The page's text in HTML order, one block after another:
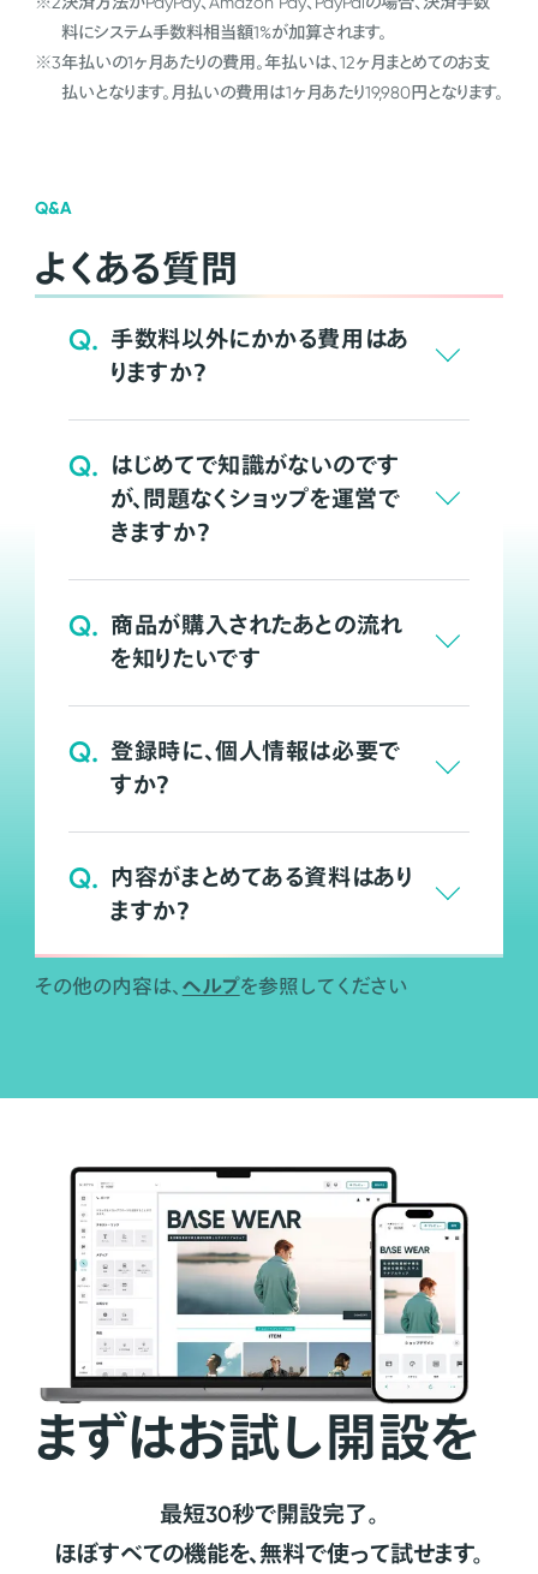
料にシステム手数料相当額1%が加算されます。
※3年払いの1ヶ月あたりの費用。年払いは、12ヶ月まとめてのお支
払いとなります。月払いの費用は1ヶ月あたり19,980円となります。
Q&A
よくある質問
Q. 手数料以外にかかる費用はあ
りますか？
Q. はじめてで知識がないのです
が、問題なくショップを運営で
きますか？
Q. 商品が購入されたあとの流れ
を知りたいです
Q. 登録時に、個人情報は必要で
すか？
Q. 内容がまとめてある資料はあり
ますか？
その他の内容は、 ヘルプを参照してください
まずはお試し開設を
最短30秒で開設完了。
ほぼすべての機能を、無料で使って試せます。